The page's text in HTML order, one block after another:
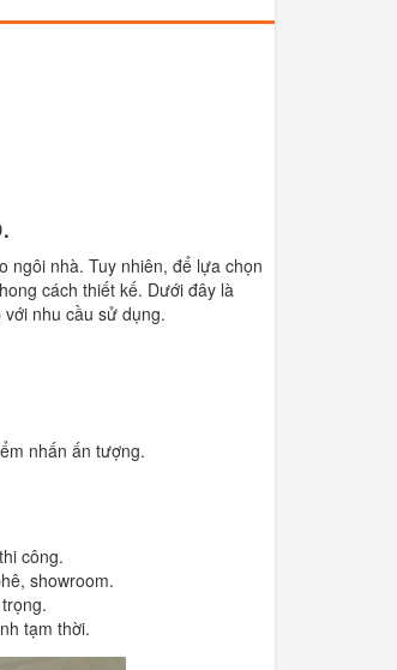
ngôi nhà. Tuy nhiên, để lựa chọn
cách thiết kế. Dưới đây là
nhu cầu sử dụng.
nhấn ấn tượng.
công.
showroom.
tạm thời.